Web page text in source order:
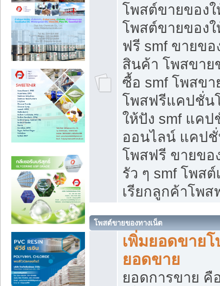
โพสต์ขายของ
โพสต์ขายของ
ฟรี smf ขายข
สินค้า โพสขาย
ซื้อ smf โพสข
โพสฟรีแคปชั่น
ให้ปัง smf แค
ออนไลน์ แคป
โพสฟรี ขายขอ
รัว ๆ smf โพส
เรียกลูกค้าโพส
โพสต์ขายของทางเน็ต
เพิ่มยอดขาย
ยอดขาย
ยอดการขาย คื